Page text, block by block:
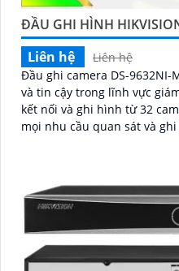
ĐẦU GHI HÌNH
Liên hệ
Liên hệ
Đầu ghi camera DS-
và tin cậy trong lĩnh vực giám sát và
kết nối và ghi hình từ 32
mọi nhu cầu quan sát và